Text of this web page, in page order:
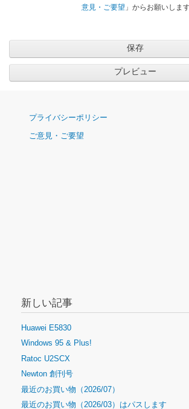
意見・ご要望 」からお願いします
ナ
ゲ
プライバシーポリシー
ご意見・ご要望
新しい記事
Huawei E5830
Windows 95 & Plus!
Ratoc U2SCX
Newton 創刊号
最近のお買い物（2026/07）
最近のお買い物（2026/03）はパスします